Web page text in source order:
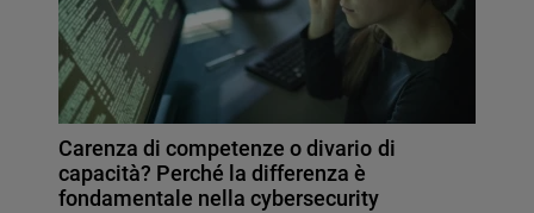
Carenza di competenze o divario di
capacità? Perché la differenza è
fondamentale nella cybersecurity